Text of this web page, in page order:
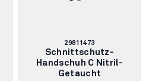
Artikelnummer:
29811473
Schnittschutz-
Handschuh C Nitril-
Getaucht